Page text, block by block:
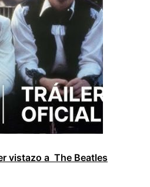
vistazo a The Beatles